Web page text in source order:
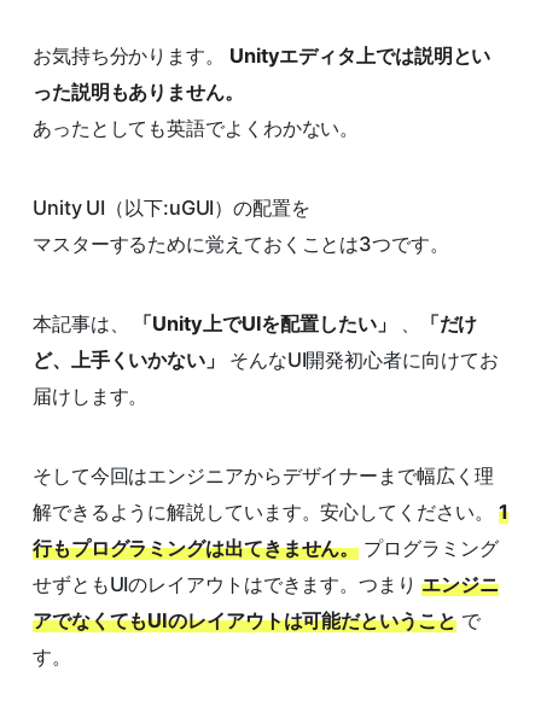
お気持ち分かります。 Unityエディタ上では説明とい
った説明もありません。
あったとしても英語でよくわかない。
Unity UI（以下:uGUI）の配置を
マスターするために覚えておくことは3つです。
本記事は、 「Unity上でUIを配置したい」 、
「だけ
ど、上手くいかない」
そんなUI開発初心者に向けてお
届けします。
そして今回はエンジニアからデザイナーまで幅広く理
解できるように解説しています。安心してください。 1
行もプログラミングは出てきません。 プログラミング
せずともUIのレイアウトはできます。つまり エンジニ
アでなくてもUIのレイアウトは可能だということで
す。